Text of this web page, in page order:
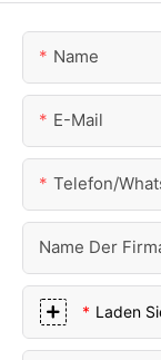
Name
E-Mail
Telefon/
Name Der
Laden